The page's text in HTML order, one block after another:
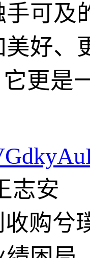
可及
好、
它更是
志安
购兮